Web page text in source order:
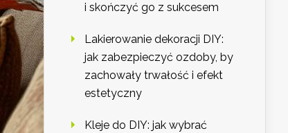
i skończyć go z sukcesem
Lakierowanie dekoracji DIY:
jak zabezpieczyć ozdoby, by
zachowały trwałość i efekt
estetyczny
Kleje do DIY: jak wybrać